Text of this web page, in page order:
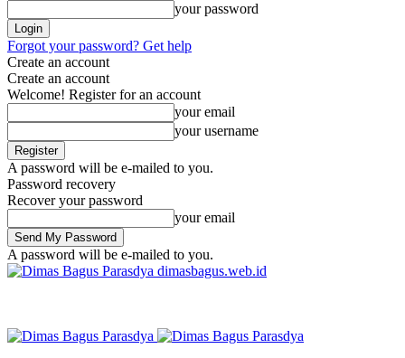
your password
Forgot your password? Get help
Create an account
Create an account
Welcome! Register for an account
your email
your username
A password will be e-mailed to you.
Password recovery
Recover your password
your email
A password will be e-mailed to you.
dimasbagus.web.id